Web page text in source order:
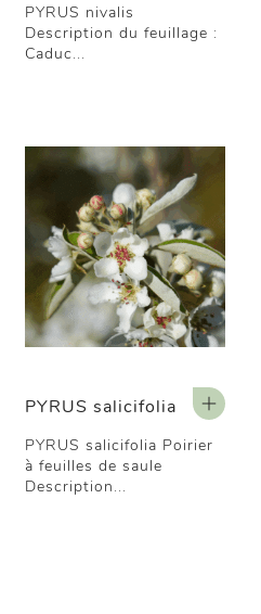
PYRUS nivalis
Description du feuillage :
Caduc...
PYRUS salicifolia
PYRUS salicifolia Poirier
à feuilles de saule
Description...